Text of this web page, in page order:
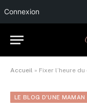
Connexion
Accueil » Fixer l’heure du
LE BLOG D'UNE MAMAN